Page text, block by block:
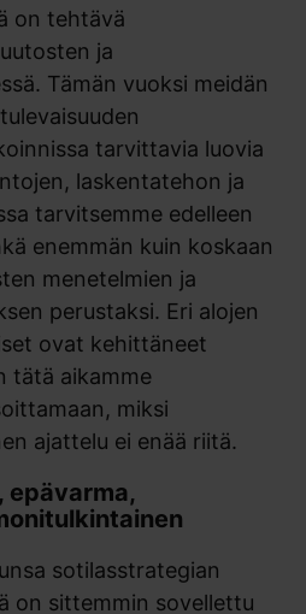
on tehtävä
ja
Tämän vuoksi meidän
tarvittavia luovia
laskentatehon ja
tarvitsemme edelleen
enemmän kuin koskaan
menetelmien ja
perustaksi. Eri alojen
ovat kehittäneet
tätä aikamme
miksi
ajattelu ei enää riitä.
epävarma,
sotilasstrategian
on sittemmin sovellettu